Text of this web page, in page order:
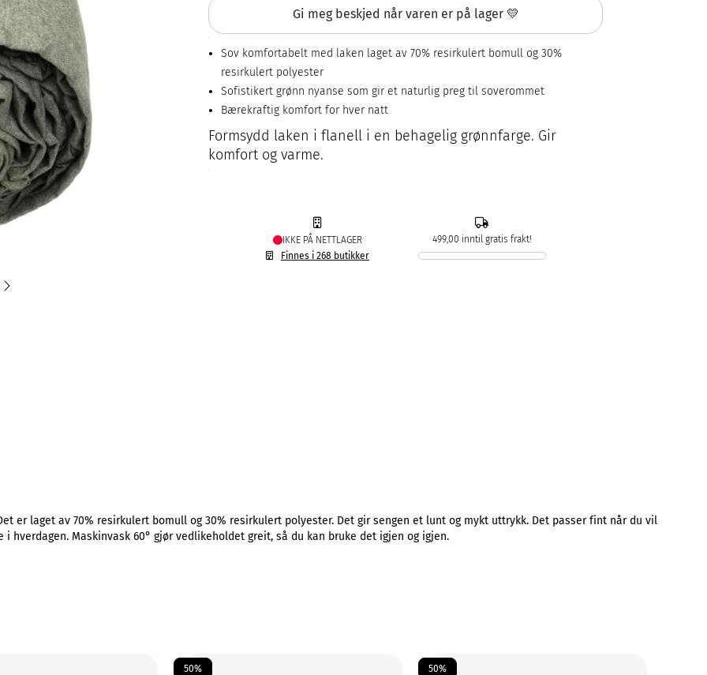
Gi meg beskjed når varen er på lager 💛
Sov komfortabelt med laken laget av 70% resirkulert bomull og 30%
resirkulert polyester
Sofistikert grønn nyanse som gir et naturlig preg til soverommet
Bærekraftig komfort for hver natt
Formsydd laken i flanell i en behagelig grønnfarge. Gir
komfort og varme.
IKKE PÅ NETTLAGER
Finnes i 268 butikker
499,00 inntil gratis frakt!
er laget av 70% resirkulert bomull og 30% resirkulert polyester. Det gir sengen et lunt og mykt uttrykk. Det passer fint når du vil
hverdagen. Maskinvask 60° gjør vedlikeholdet greit, så du kan bruke det igjen og igjen.
50% 50%